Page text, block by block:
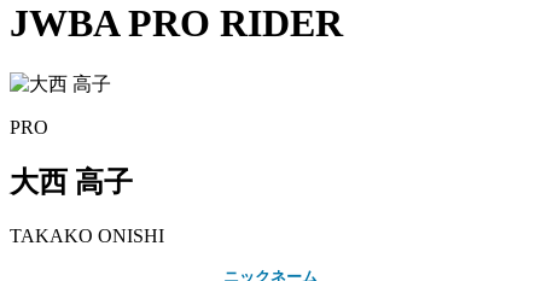
JWBA PRO RIDER
PRO
大西 高子
TAKAKO ONISHI
ニックネーム